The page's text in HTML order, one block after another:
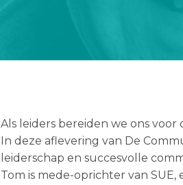
Als leiders bereiden we ons voor
In deze aflevering van De
leiderschap en succesvolle
Tom is mede-oprichter van